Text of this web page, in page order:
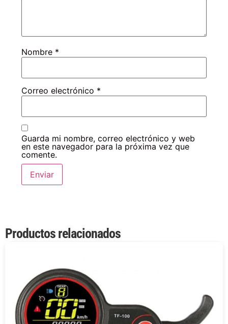
Nombre *
Correo electrónico *
Guarda mi nombre, correo electrónico y web
en este navegador para la próxima vez que
comente.
Productos relacionados